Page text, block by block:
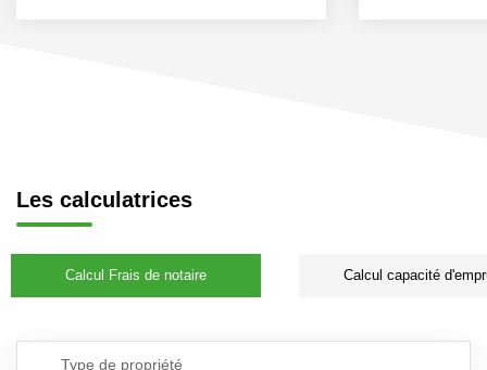
Les calculatrices
Calcul Frais de notaire Calcul capacité